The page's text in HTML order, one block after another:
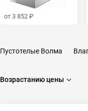
от 3 852 ₽
Пустотелые Волма
Возрастанию цены